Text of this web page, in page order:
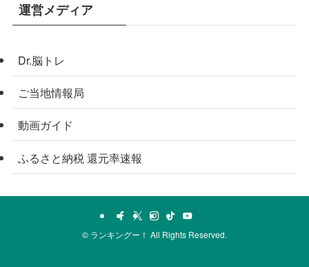
運営メディア
Dr.脳トレ
ご当地情報局
動画ガイド
ふるさと納税 還元率速報
© ランキングー！ All Rights Reserved.